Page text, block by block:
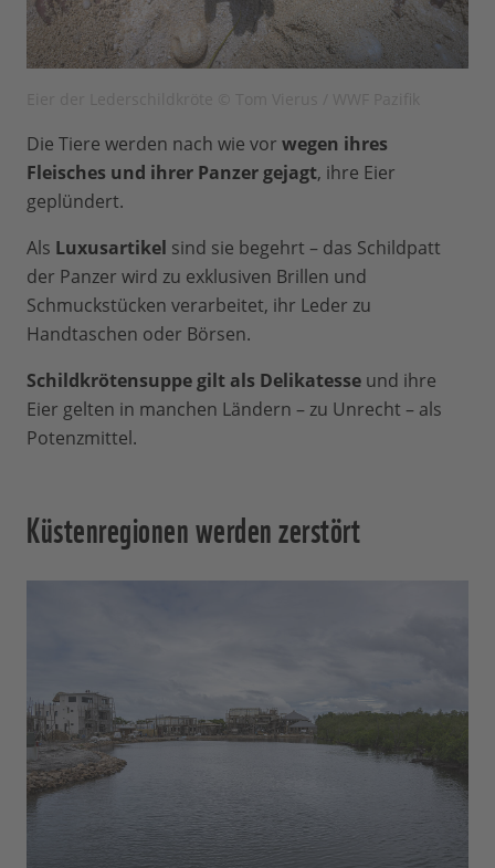
Die Tiere werden nach wie vor wegen ihres
Fleisches und ihrer Panzer gejagt, ihre Eier
geplündert.
Als Luxusartikel sind sie begehrt – das Schildpatt
der Panzer wird zu exklusiven Brillen und
Schmuckstücken verarbeitet, ihr Leder zu
Handtaschen oder Börsen.
Schildkrötensuppe gilt als Delikatesse und ihre
Eier gelten in manchen Ländern – zu Unrecht – als
Potenzmittel.
Küstenregionen werden zerstört